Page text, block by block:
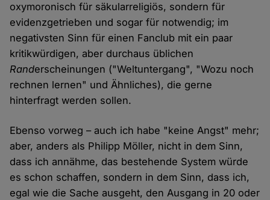
oxymoronisch für säkularreligiös, sondern für
evidenzgetrieben und sogar für notwendig; im
negativsten Sinn für einen Fanclub mit ein paar
kritikwürdigen, aber durchaus üblichen
Randerscheinungen ("Weltuntergang", "Wozu noch
rechnen lernen" und Ähnliches), die gerne
hinterfragt werden sollen.
Ebenso vorweg – auch ich habe "keine Angst" mehr;
aber, anders als Philipp Möller, nicht in dem Sinn,
dass ich annähme, das bestehende System würde
es schon schaffen, sondern in dem Sinn, dass ich,
egal wie die Sache ausgeht, den Ausgang in 20 oder